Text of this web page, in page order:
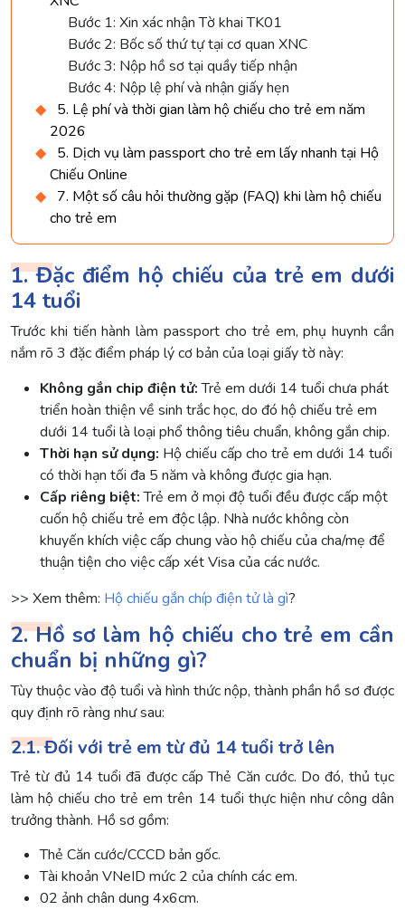
Bước 1: Xin xác nhận Tờ khai TK01
Bước 2: Bốc số thứ tự tại cơ quan XNC
Bước 3: Nộp hồ sơ tại quầy tiếp nhận
Bước 4: Nộp lệ phí và nhận giấy hẹn
5. Lệ phí và thời gian làm hộ chiếu cho trẻ em năm
2026
5. Dịch vụ làm passport cho trẻ em lấy nhanh tại Hộ
Chiếu Online
7. Một số câu hỏi thường gặp (FAQ) khi làm hộ chiếu
cho trẻ em
1. Đặc điểm hộ chiếu của trẻ em dưới
14 tuổi
Trước khi tiến hành làm passport cho trẻ em, phụ huynh cần
nắm rõ 3 đặc điểm pháp lý cơ bản của loại giấy tờ này:
Không gắn chip điện tử:Trẻ em dưới 14 tuổi chưa phát
triển hoàn thiện về sinh trắc học, do đó hộ chiếu trẻ em
dưới 14 tuổi là loại phổ thông tiêu chuẩn, không gắn chip.
Thời hạn sử dụng: Hộ chiếu cấp cho trẻ em dưới 14 tuổi
có thời hạn tối đa 5 năm và không được gia hạn.
Cấp riêng biệt:Trẻ em ở mọi độ tuổi đều được cấp một
cuốn hộ chiếu trẻ em độc lập. Nhà nước không còn
khuyến khích việc cấp chung vào hộ chiếu của cha/mẹ để
thuận tiện cho việc cấp xét Visa của các nước.
>> Xem thêm: Hộ chiếu gắn chíp điện tử là gì?
2. Hồ sơ làm hộ chiếu cho trẻ em cần
chuẩn bị những gì?
Tùy thuộc vào độ tuổi và hình thức nộp, thành phần hồ sơ được
quy định rõ ràng như sau:
2.1. Đối với trẻ em từ đủ 14 tuổi trở lên
Trẻ từ đủ 14 tuổi đã được cấp Thẻ Căn cước. Do đó, thủ tục
làm hộ chiếu cho trẻ em trên 14 tuổi thực hiện như công dân
trưởng thành. Hồ sơ gồm:
Thẻ Căn cước/CCCD bản gốc.
Tài khoản VNeID mức 2 của chính các em.
02 ảnh chân dung 4x6cm.